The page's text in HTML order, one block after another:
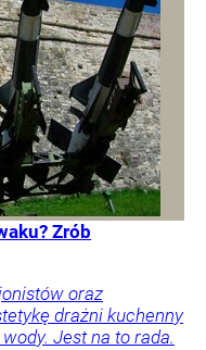
Zrób
oraz
drażni kuchenny
Jest na to rada.